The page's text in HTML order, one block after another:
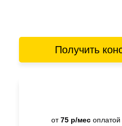
Получить
от75 р/мес